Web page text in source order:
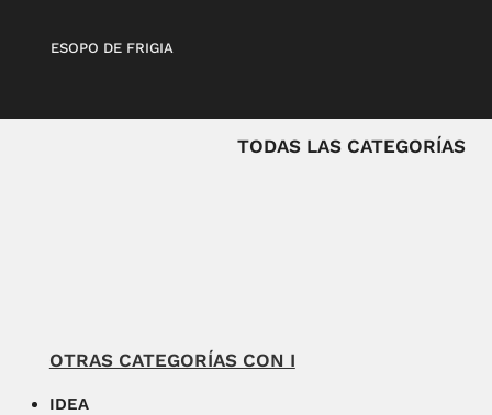
ESOPO DE FRIGIA
TODAS LAS CATEGORÍAS
OTRAS CATEGORÍAS CON I
IDEA